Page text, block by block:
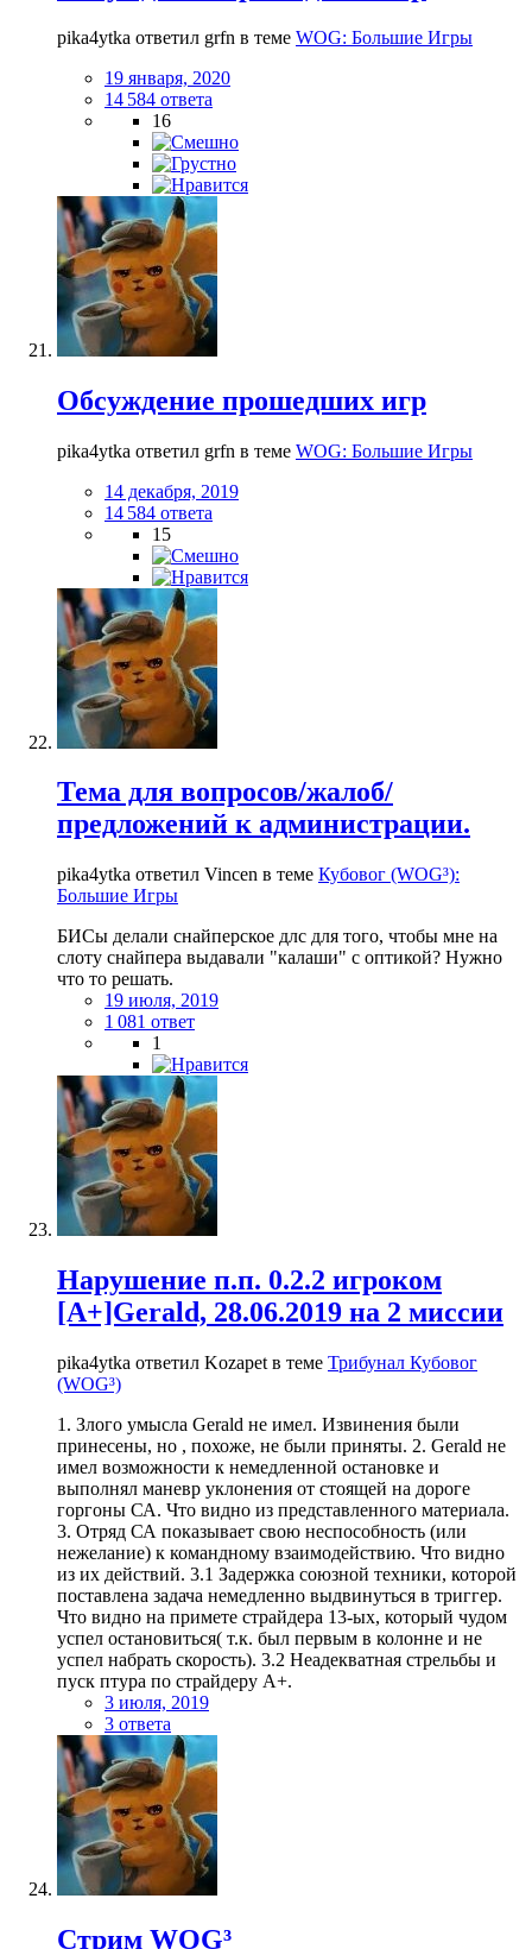
pika4ytka ответил grfn в теме WOG: Большие Игры
19 января, 2020
14 584 ответа
16
Обсуждение прошедших игр
pika4ytka ответил grfn в теме WOG: Большие Игры
14 декабря, 2019
14 584 ответа
15
Тема для вопросов/жалоб/
предложений к администрации.
pika4ytka ответил Vincen в теме Кубовог (WOG³):
Большие Игры
БИСы делали снайперское длс для того, чтобы мне на
слоту снайпера выдавали "калаши" с оптикой? Нужно
что то решать.
19 июля, 2019
1 081 ответ
1
Нарушение п.п. 0.2.2 игроком
[A+]Gerald, 28.06.2019 на 2 миссии
pika4ytka ответил Kozapet в теме Трибунал Кубовог
(WOG³)
1. Злого умысла Gerald не имел. Извинения были
принесены, но , похоже, не были приняты. 2. Gerald не
имел возможности к немедленной остановке и
выполнял маневр уклонения от стоящей на дороге
горгоны СА. Что видно из представленного материала.
3. Отряд СА показывает свою неспособность (или
нежелание) к командному взаимодействию. Что видно
из их действий. 3.1 Задержка союзной техники, которой
поставлена задача немедленно выдвинуться в триггер.
Что видно на примете страйдера 13-ых, который чудом
успел остановиться( т.к. был первым в колонне и не
успел набрать скорость). 3.2 Неадекватная стрельбы и
пуск птура по страйдеру А+.
3 июля, 2019
3 ответа
Стрим WOG³